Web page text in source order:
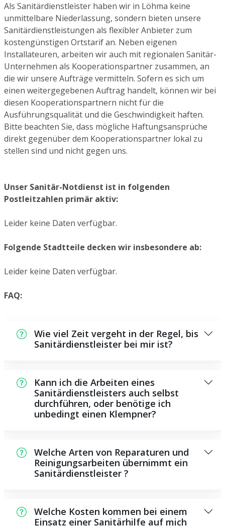
Als Sanitärdienstleister haben wir in Löhma keine
unmittelbare Niederlassung, sondern bieten unsere
Sanitärdienstleistungen als flexibler Anbieter zum
kostengünstigen Ortstarif an. Neben eigenen
Installateuren, arbeiten wir auch mit regionalen Sanitär-
Unternehmen als Kooperationspartner zusammen, an
die wir unsere Aufträge vermitteln. Sofern es sich um
einen weitergegebenen Auftrag handelt, können wir bei
diesen Kooperationspartnern nicht für die
Ausführungsqualität und die Geschwindigkeit haften.
Bitte beachten Sie, dass mögliche Haftungsansprüche
direkt gegenüber dem Kooperationspartner lokal zu
stellen sind und nicht gegen uns.
Unser Sanitär-Notdienst ist in folgenden
Postleitzahlen primär aktiv:
Leider keine Daten verfügbar.
Folgende Stadtteile decken wir insbesondere ab:
Leider keine Daten verfügbar.
FAQ:
Wie viel Zeit vergeht in der Regel, bis
Sanitärdienstleister bei mir ist?
Schadensstelle sein. Das hängt aber auch von
der Auftragslage zu dem Zeitraum ab und
von der Verkehrslage und der Entfernung zu
Ihnen.
Kann ich die Arbeiten eines
Sanitärdienstleisters auch selbst
durchführen, oder benötige ich
unbedingt einen Klempner?
Wartungsarbeiten, die Sie eigenständig
durchführen können, beispielsweise das
Verwenden von Rohrreinigern aus dem
Einsatz von spezialisiertem Werkzeug oder
besonderem Fachwissen benötigen, besser
Welche Arten von Reparaturen und
Reinigungsarbeiten übernimmt ein
Sanitärdienstleister ?
von Instandsetzungen und
Wartungsaufgaben, darunter das Installieren
Welche Kosten kommen bei einem
Einsatz einer Sanitärhilfe auf mich